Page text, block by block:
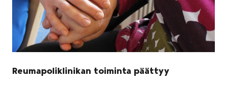
Reumapoliklinikan toiminta päättyy